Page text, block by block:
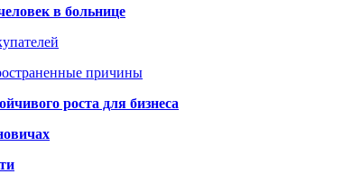
в больнице
причины
роста для бизнеса